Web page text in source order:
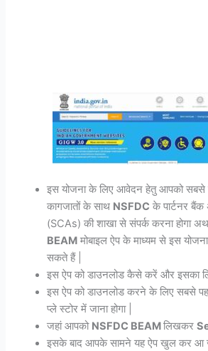
इस योजना के लिए आवेदन हेतु आपको सबसे
कागजातों के साथ NSFDC के पार्टनर बैंक
(SCAs) की शाखा से संपर्क करना होगा
BEAM मोबाइल ऐप के माध्यम से इस
सकते हैं |
इस ऐप को डाउनलोड कैसे करें और इसका
इस ऐप को डाउनलोड करने के लिए सबसे
प्ले स्टोर में जाना होगा |
जहां आपको NSFDC BEAMलिखकर
इसके बाद आपके सामने यह ऐप खुल कर आ